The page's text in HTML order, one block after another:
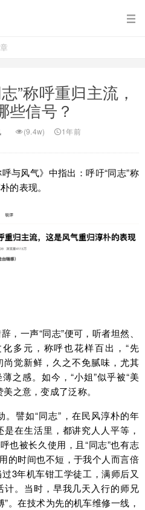
”称呼重归主流，
些信号？
(9.4w) 1年前
与风气》中指出：呼吁“同志”称
的表现。
，一声“同志”便可，听者坦然、
多元，称呼也花样百出，“先
尚觉新鲜，久之不免腻味，尤其
之感。如今，“小姐”似乎被“美
之意，变成了泛称。
譬如“同志”，在民风淳朴的年
在生活里，都讲究人人平等，
也被长久使用，且“同志”也有志
的时间也不短，于我个人而言倍
3年机车钳工学徒工，满师后又
。当时，早我几天入行的师兄
。在技术为先的机车维修一线，